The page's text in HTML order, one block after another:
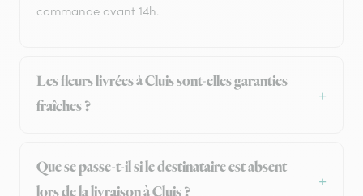
commande avant 14h.
Les fleurs livrées à Cluis sont-elles garanties
fraîches ?
Que se passe-t-il si le destinataire est absent